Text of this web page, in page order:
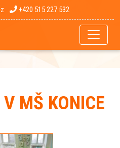
+420 515 227 532
MŠ KONICE